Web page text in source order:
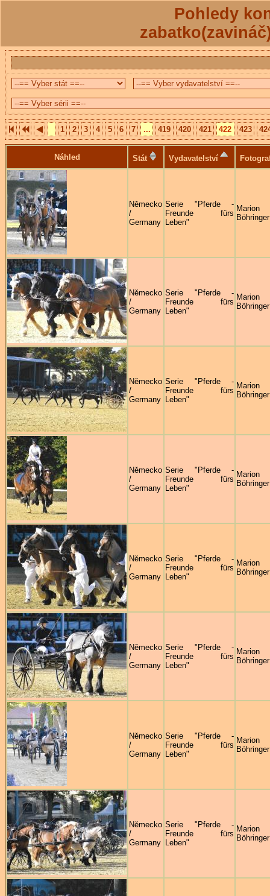
Pohledy
1 2 3 4 5 6 7 ... 419 420 421 422 423
Náhled Stát Vydavatelství
Německo
/
Germany
Serie "Pferde -
Freunde fürs
Leben"
Marion
Böhringer
Německo
/
Germany
Serie "Pferde -
Freunde fürs
Leben"
Marion
Böhringer
Německo
/
Germany
Serie "Pferde -
Freunde fürs
Leben"
Marion
Böhringer
Německo
/
Germany
Serie "Pferde -
Freunde fürs
Leben"
Marion
Böhringer
Německo
/
Germany
Serie "Pferde -
Freunde fürs
Leben"
Marion
Böhringer
Německo
/
Germany
Serie "Pferde -
Freunde fürs
Leben"
Marion
Böhringer
Německo
/
Germany
Serie "Pferde -
Freunde fürs
Leben"
Marion
Böhringer
Německo
/
Germany
Serie "Pferde -
Freunde fürs
Leben"
Marion
Böhringer